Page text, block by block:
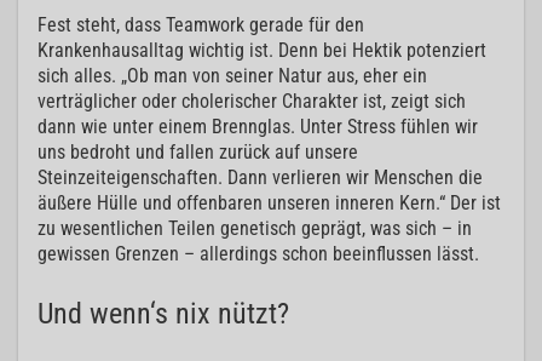
Fest steht, dass Teamwork gerade für den
Krankenhausalltag wichtig ist. Denn bei Hektik potenziert
sich alles. „Ob man von seiner Natur aus, eher ein
verträglicher oder cholerischer Charakter ist, zeigt sich
dann wie unter einem Brennglas. Unter Stress fühlen wir
uns bedroht und fallen zurück auf unsere
Steinzeiteigenschaften. Dann verlieren wir Menschen die
äußere Hülle und offenbaren unseren inneren Kern.“ Der ist
zu wesentlichen Teilen genetisch geprägt, was sich – in
gewissen Grenzen – allerdings schon beeinflussen lässt.
Und wenn‘s nix nützt?